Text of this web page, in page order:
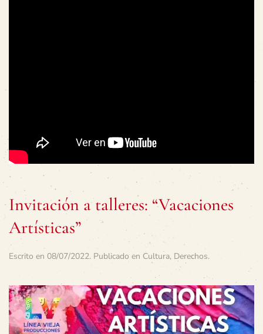
Invitación a talleres: “Vacaciones
Artísticas”
Escrito en 08/07/2022. Publicado en Cultura, Derechos.